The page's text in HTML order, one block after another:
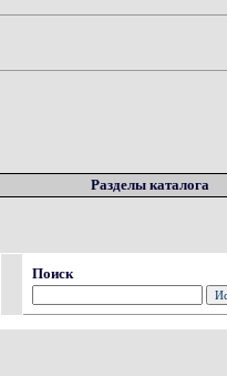
Разделы каталога
Поиск